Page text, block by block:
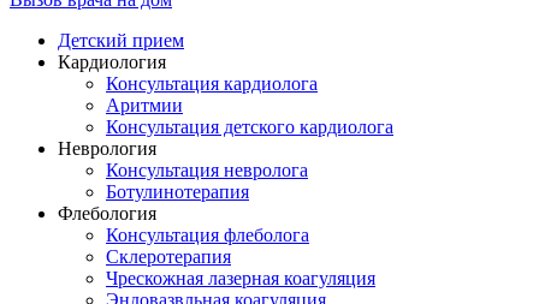
Детский прием
Кардиология
Консультация кардиолога
Аритмии
Консультация детского кардиолога
Неврология
Консультация невролога
Ботулинотерапия
Флебология
Консультация флеболога
Склеротерапия
Чрескожная лазерная коагуляция
Эндовазвльная коагуляция